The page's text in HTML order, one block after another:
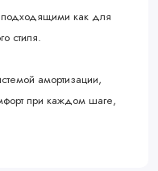
подходящими как для
стиля.
амортизации,
при каждом шаге,
форма